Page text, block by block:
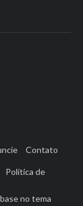
Contato
Política de
no tema